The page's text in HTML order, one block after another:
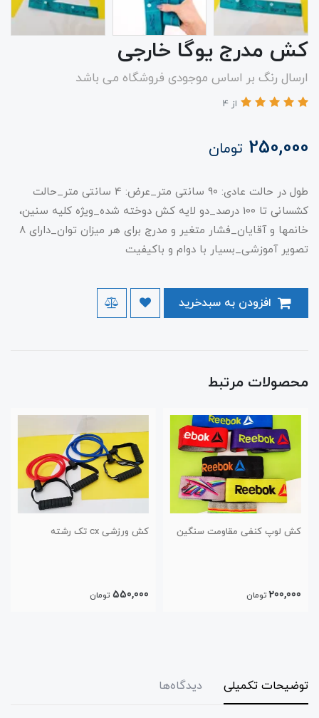
کش مدرج یوگا خارجی
ارسال رنگ بر اساس موجودی فروشگاه می باشد
از 4
250,000 تومان
طول در حالت عادی: ۹۰ سانتی متر_عرض: 4 سانتی متر_حالت
کشسانی تا 100 درصد_دو لایه کش دوخته شده_ویژه کلیه سنین،
خانمها و آقایان_فشار متغیر و مدرج برای هر میزان توان_دارای 8
تصویر آموزشی_بسیار با دوام و باکیفیت
محصولات مرتبط
کش لوپ کنفی مقاومت سنگین
200,000 تومان
کش ورزشی cx تک رشته
550,000 تومان
توضیحات تکمیلی دیدگاه‌ها